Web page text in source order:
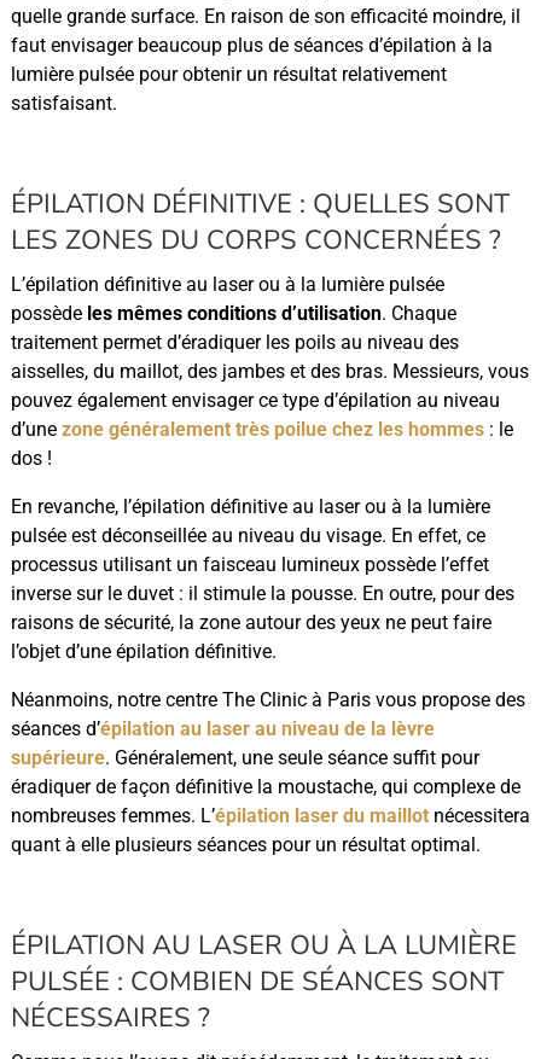
quelle grande surface. En raison de son efficacité moindre, il
faut envisager beaucoup plus de séances d’épilation à la
lumière pulsée pour obtenir un résultat relativement
satisfaisant.
ÉPILATION DÉFINITIVE : QUELLES SONT
LES ZONES DU CORPS CONCERNÉES ?
L’épilation définitive au laser ou à la lumière pulsée
possèdeles mêmes conditions d’utilisation. Chaque
traitement permet d’éradiquer les poils au niveau des
aisselles, du maillot, des jambes et des bras. Messieurs, vous
pouvez également envisager ce type d’épilation au niveau
d’une zone généralement très poilue chez les hommes : le
dos !
En revanche, l’épilation définitive au laser ou à la lumière
pulsée est déconseillée au niveau du visage. En effet, ce
processus utilisant un faisceau lumineux possède l’effet
inverse sur le duvet : il stimule la pousse. En outre, pour des
raisons de sécurité, la zone autour des yeux ne peut faire
l’objet d’une épilation définitive.
Néanmoins, notre centre The Clinic à Paris vous propose des
séances d’épilation au laser au niveau de la lèvre
supérieure. Généralement, une seule séance suffit pour
éradiquer de façon définitive la moustache, qui complexe de
nombreuses femmes. L’épilation laser du maillot nécessitera
quant à elle plusieurs séances pour un résultat optimal.
ÉPILATION AU LASER OU À LA LUMIÈRE
PULSÉE : COMBIEN DE SÉANCES SONT
NÉCESSAIRES ?